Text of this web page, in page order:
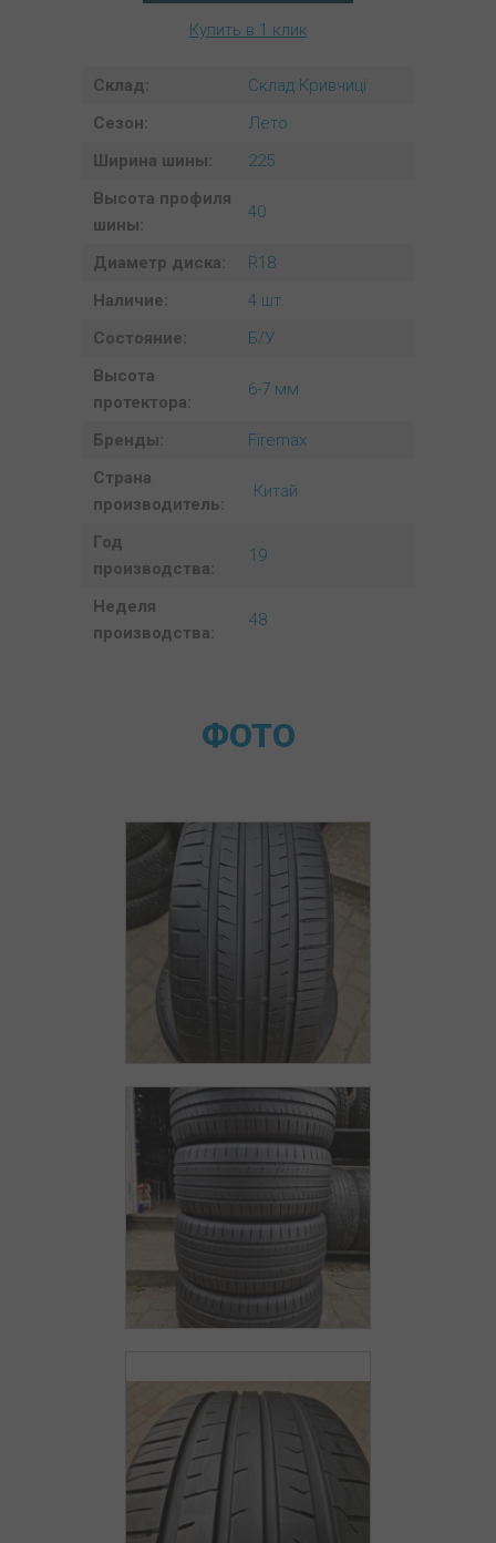
Купить в 1 клик
Склад:
Склад Кривчиці
Сезон:
Лето
Ширина шины:
225
Высота профиля
шины:
40
Диаметр диска:
R18
Наличие:
4 шт.
Состояние:
Б/У
Высота
протектора:
6-7 мм
Бренды:
Firemax
Страна
производитель:
Китай
Год
производства:
19
Неделя
производства:
48
ФОТО